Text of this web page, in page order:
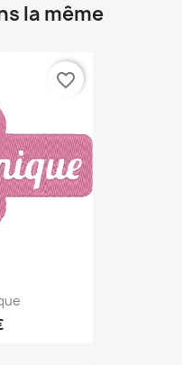
la même
favorite_border